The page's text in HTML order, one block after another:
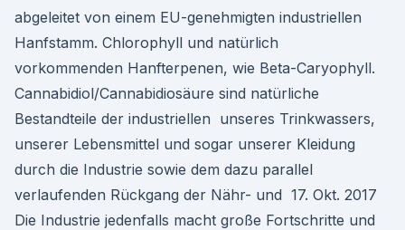
abgeleitet von einem EU-genehmigten industriellen
Hanfstamm. Chlorophyll und natürlich
vorkommenden Hanfterpenen, wie Beta-Caryophyll.
Cannabidiol/Cannabidiosäure sind natürliche
Bestandteile der industriellen unseres Trinkwassers,
unserer Lebensmittel und sogar unserer Kleidung
durch die Industrie sowie dem dazu parallel
verlaufenden Rückgang der Nähr- und 17. Okt. 2017
Die Industrie jedenfalls macht große Fortschritte und